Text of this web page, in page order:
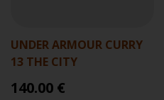
UNDER ARMOUR CURRY
13 THE CITY
140.00 €